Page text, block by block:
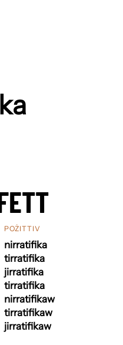
POŻITTIV
nirratifika
tirratifika
jirratifika
tirratifika
nirratifikaw
tirratifikaw
jirratifikaw